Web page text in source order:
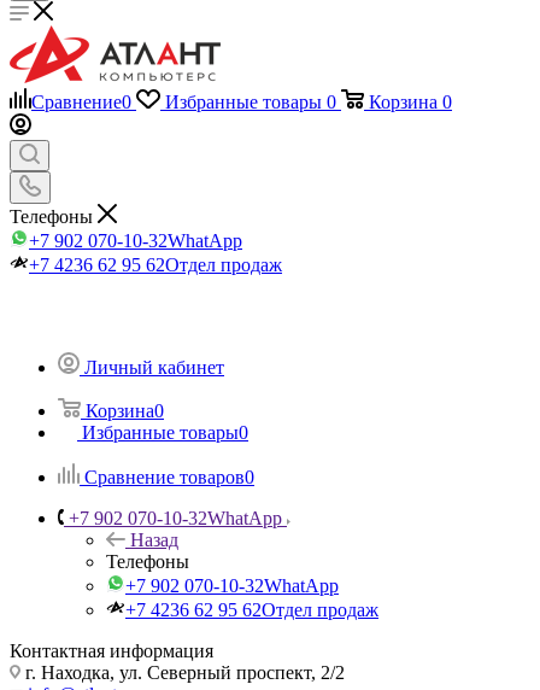
Сравнение0 Избранные товары 0 Корзина 0
Телефоны
+7 902 070-10-32WhatApp
+7 4236 62 95 62Отдел продаж
Личный кабинет
Корзина0
Избранные товары0
Сравнение товаров0
+7 902 070-10-32WhatApp
Назад
Телефоны
+7 902 070-10-32WhatApp
+7 4236 62 95 62Отдел продаж
Контактная информация
г. Находка, ул. Северный проспект, 2/2